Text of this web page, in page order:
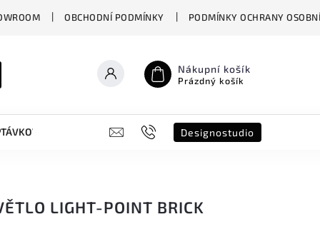
OBCHODNÍ PODMÍNKY PODMÍNKY OCHRANY
Nákupní košík
Prázdný košík
FORMULÁŘ B2B SHOWROOM
Designostudio
LIGHT-POINT BRICK